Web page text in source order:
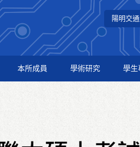
本所成員 學術研究 學生
陽明交